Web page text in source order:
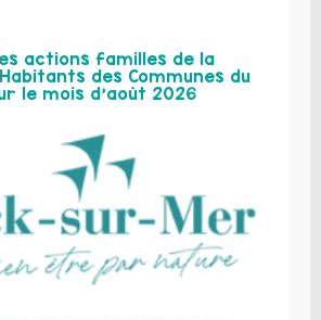
actions familles de la
des Communes du
le mois d’août 2026